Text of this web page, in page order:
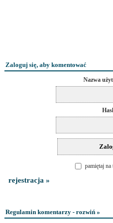
Zaloguj się, aby komentować
Nazwa
pamiętaj
rejestracja »
Regulamin komentarzy - rozwiń »